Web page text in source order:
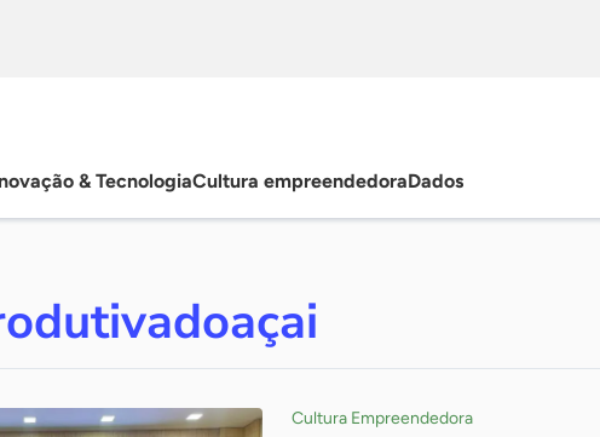
& TecnologiaCultura empreendedoraDados
Cultura Empreendedora